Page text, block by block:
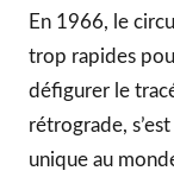
En 1966, le
trop rapides
défigurer le
rétrograde,
unique au